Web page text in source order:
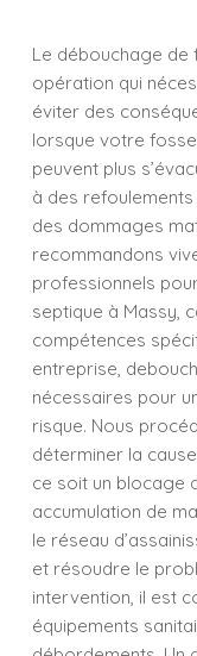
Le débouchage de
opération qui
éviter des
lorsque votre
peuvent plus
à des
des dommages
recommandons
professionnels
septique à Massy,
compétences
entreprise,
nécessaires pour
risque. Nous
déterminer la
ce soit un blocage
accumulation de
le réseau
et résoudre le
intervention, il est
équipements